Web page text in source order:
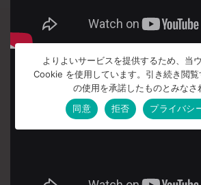
よりよいサービスを提供するため、当
Cookie を使用しています。引き続き閲
の使用を承諾したものとみなさ
同意
拒否 プライバシ